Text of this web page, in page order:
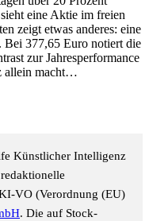
eine Aktie im freien
zeigt etwas anderes: eine
Bei 377,65 Euro notiert die
zur Jahresperformance
allein macht…
Künstlicher Intelligenz
VO (Verordnung (EU)
. Die auf Stock-